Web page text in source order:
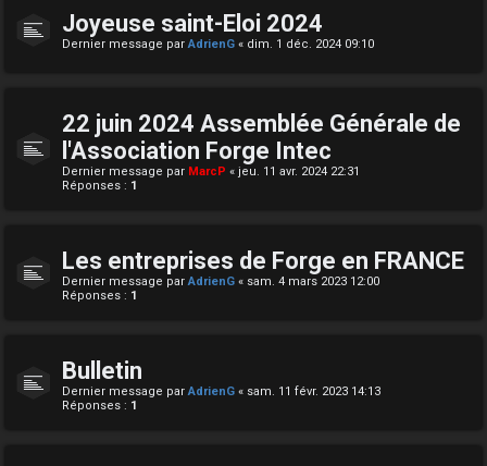
Joyeuse saint-Eloi 2024
Dernier message parAdrienG « dim. 1 déc. 2024 09:10
22 juin 2024 Assemblée Générale de
l'Association Forge Intec
Dernier message par MarcP « jeu. 11 avr. 2024 22:31
Réponses : 1
Les entreprises de Forge en FRANCE
Dernier message parAdrienG « sam. 4 mars 2023 12:00
Réponses : 1
Bulletin
Dernier message parAdrienG « sam. 11 févr. 2023 14:13
Réponses : 1